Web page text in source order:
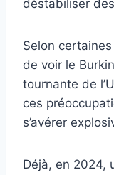
déstabiliser
Selon
de voir le
tournante de
ces
s’avérer
Déjà, en 2024,